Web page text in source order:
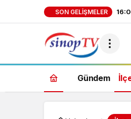
SON GELIŞMELER
Gündem